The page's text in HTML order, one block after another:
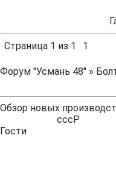
Страница 1 из 1 1
Форум "Усмань 48" »
Обзор новых
сссР
Гости